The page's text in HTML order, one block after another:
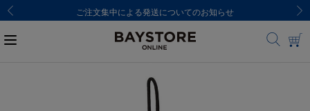
ご注文集中による発送についてのお知らせ